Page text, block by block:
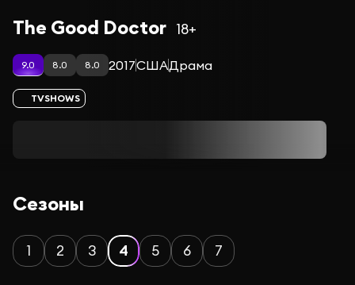
The Good Doctor 18+
9.0 8.0 8.0 2017СШАДрама
TVSHOWS
Сезоны
1 2 3 4 5 6 7